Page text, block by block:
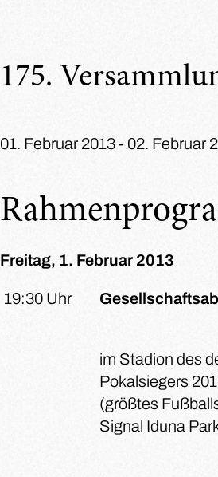
175.
01. Februar 2013 - 02. Februar
Freitag, 1. Februar 2013
19:30 Uhr
im Stadion des
Pokalsiegers
(größtes
Signal Iduna